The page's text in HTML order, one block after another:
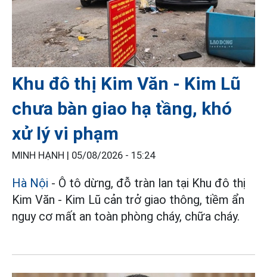
Khu đô thị Kim Văn - Kim Lũ
chưa bàn giao hạ tầng, khó
xử lý vi phạm
MINH HẠNH | 05/08/2026 - 15:24
Hà Nội - Ô tô dừng, đỗ tràn lan tại Khu đô thị
Kim Văn - Kim Lũ cản trở giao thông, tiềm ẩn
nguy cơ mất an toàn phòng cháy, chữa cháy.